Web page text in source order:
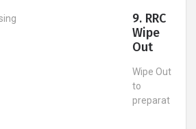
9. RRC
Wipe
Out ​
Wipe Out
to
preparat